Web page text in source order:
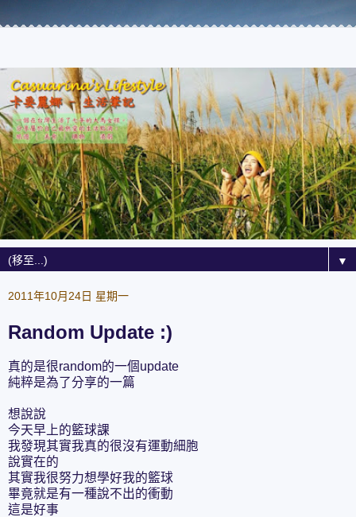
▼
2011年10月24日 星期一
Random Update :)
真的是很random的一個update
純粹是為了分享的一篇
想說說
今天早上的籃球課
我發現其實我真的很沒有運動細胞
說實在的
其實我很努力想學好我的籃球
畢竟就是有一種說不出的衝動
這是好事